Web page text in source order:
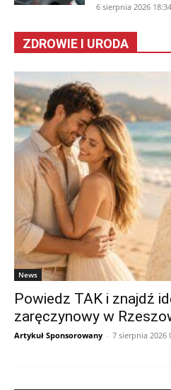
6 sierpnia 2026 18:34
ZDROWIE I URODA
News
Powiedz TAK i znajdź
zaręczynowy w
Artykuł Sponsorowany - 7 sierpnia 2026